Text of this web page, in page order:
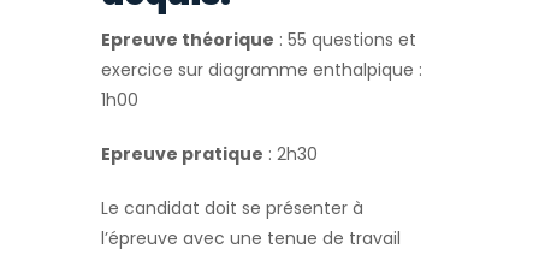
Epreuve théorique : 55 questions et
exercice sur diagramme enthalpique :
1h00
Epreuve pratique : 2h30
Le candidat doit se présenter à
l’épreuve avec une tenue de travail